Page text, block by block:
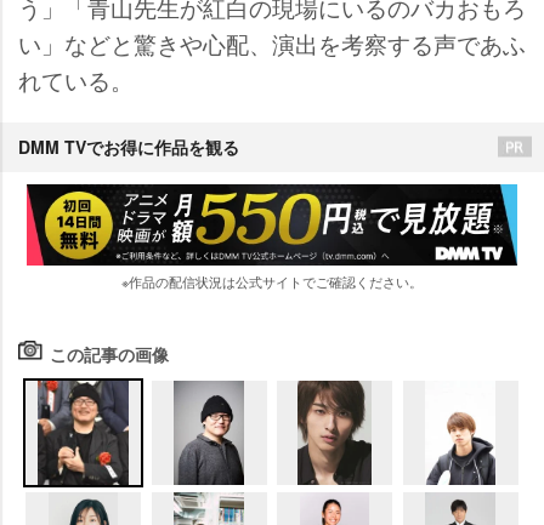
い」などと驚きや心配、演出を考察する声であふ
れている。
DMM TVでお得に作品を観る
※作品の配信状況は公式サイトでご確認ください。
この記事の画像